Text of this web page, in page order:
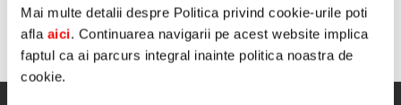
Mai multe detalii despre Politica privind cookie-urile poti
afla aici. Continuarea navigarii pe acest website implica
faptul ca ai parcurs integral inainte politica noastra de
cookie.
Daca esti PFA/iintreprindere individuala/persoana ce exercita o profesie
liberala, prin apasarea butonuluiTrimite, confirmi ca ai citit si inteles integral
Nota GDPR disponibila aici